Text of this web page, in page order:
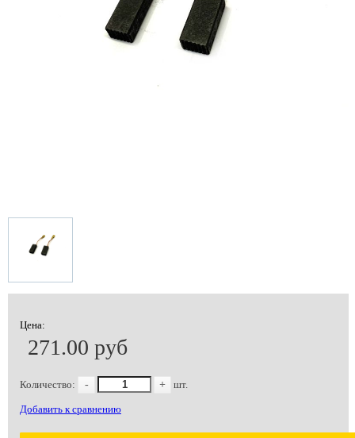
Цена:
271.00 руб
Количество: - + шт.
Добавить к сравнению